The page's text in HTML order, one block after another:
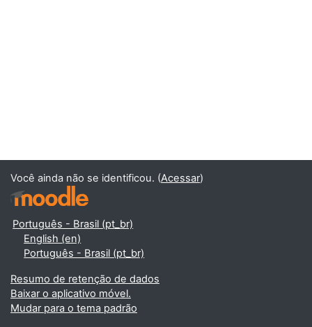
Você ainda não se identificou. (Acessar)
Português - Brasil ‎(pt_br)‎
English ‎(en)‎
Português - Brasil ‎(pt_br)‎
Resumo de retenção de dados
Baixar o aplicativo móvel.
Mudar para o tema padrão